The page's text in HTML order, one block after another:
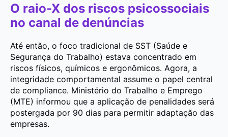
O raio-X dos riscos psicossociais
no canal de denúncias
Até então, o foco tradicional de SST (Saúde e
Segurança do Trabalho) estava concentrado em
riscos físicos, químicos e ergonômicos. Agora, a
integridade comportamental assume o papel central
de compliance. Ministério do Trabalho e Emprego
(MTE) informou que a aplicação de penalidades será
postergada por 90 dias para permitir adaptação das
empresas.